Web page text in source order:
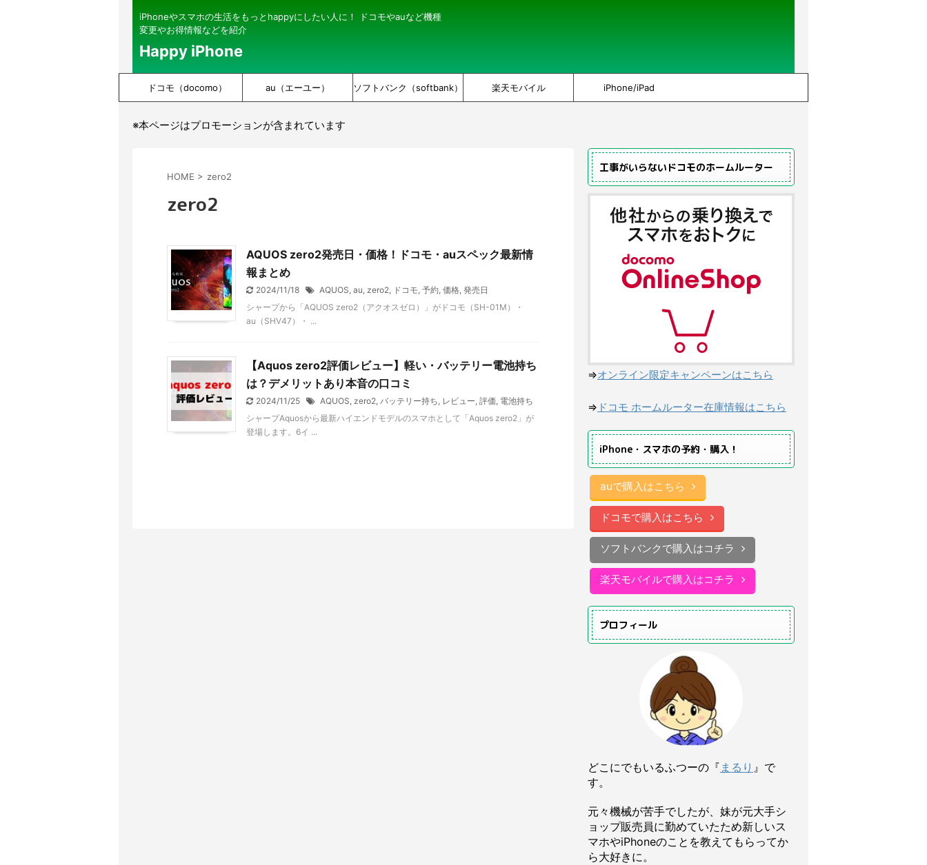
iPhoneやスマホの生活をもっとhappyにしたい人に！ ドコモやauなど機種
変更やお得情報などを紹介
Happy iPhone
ドコモ（docomo） au（エーユー） ソフトバンク（softbank） 楽天モバイル iPhone/iPad
※本ページはプロモーションが含まれています
HOME > zero2
zero2
AQUOS zero2発売日・価格！ドコモ・auスペック最新情
報まとめ
2024/11/18 AQUOS, au, zero2, ドコモ, 予約, 価格, 発売日
シャープから「AQUOS zero2（アクオスゼロ）」がドコモ（SH-01M）・
au（SHV47）・ ...
【Aquos zero2評価レビュー】軽い・バッテリー電池持ち
は？デメリットあり本音の口コミ
2024/11/25 AQUOS, zero2, バッテリー持ち, レビュー, 評価, 電池持ち
シャープAquosから最新ハイエンドモデルのスマホとして「Aquos zero2」が
登場します。6イ ...
工事がいらないドコモのホームルーター
⇒オンライン限定キャンペーンはこちら
⇒ ドコモ ホームルーター在庫情報はこちら
iPhone・スマホの予約・購入！
auで購入はこちら
ドコモで購入はこちら
ソフトバンクで購入はコチラ
楽天モバイルで購入はコチラ
プロフィール
どこにでもいるふつーの『 まるり 』で
す。
元々機械が苦手でしたが、妹が元大手シ
ョップ販売員に勤めていたため新しいス
マホやiPhoneのことを教えてもらってか
ら大好きに。